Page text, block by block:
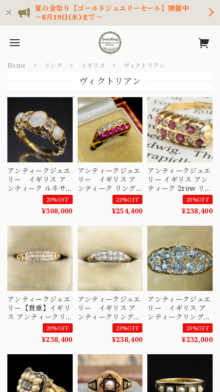
夏の金祭り【ゴールドジュエリーセール】開催中
～8月19日(水)まで～
Home リング イギリス ヴィクトリアン
ヴィクトリアン
アンティークジュエ
リー イギリス ア
ンティーク ルネサ
ンスリバイバル デ
ザイン リング K18
オパール オールド
モンド エナメル 〜
DR00728
20%OFF
¥308,000
アンティークジュエ
リー イギリス ア
ンティーク リング
K18 OECD オールド
ヨーロピアンカット
ダイヤモンド ルビ
半〜1900初頭頃 〜
色と石の輝きのコン
トラストの美しい指
輪〜 DR00532
20%OFF
¥254,400
アンティークジュエ
リー イギリス アン
ティーク 2row リン
グ 1863年 K18 オー
ルドカットダイヤモ
ンド ルビー
20%OFF
¥238,400
アンティークジュエ
リー【貴重】イギリ
ス アンティークリ
ング ３ROWタイプ
アンティークカット
ダイヤモンドがずら
20%OFF
¥238,400
アンティークジュエ
リー イギリス ア
ンティークリング
〜2列並んだ美しい
オールドカットダイ
ヤモンド達の光の饗
20%OFF
¥238,400
アンティークジュエ
リー イギリス ア
ンティークリング
貴重な2列のオール
ドマインカットダイ
ヤモンド 18金
20%OFF
¥232,000